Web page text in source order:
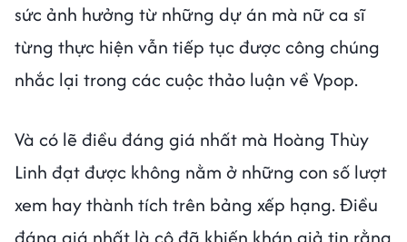
sức ảnh hưởng từ những dự án mà nữ ca sĩ
từng thực hiện vẫn tiếp tục được công chúng
nhắc lại trong các cuộc thảo luận về Vpop.
Và có lẽ điều đáng giá nhất mà Hoàng Thùy
Linh đạt được không nằm ở những con số lượt
xem hay thành tích trên bảng xếp hạng. Điều